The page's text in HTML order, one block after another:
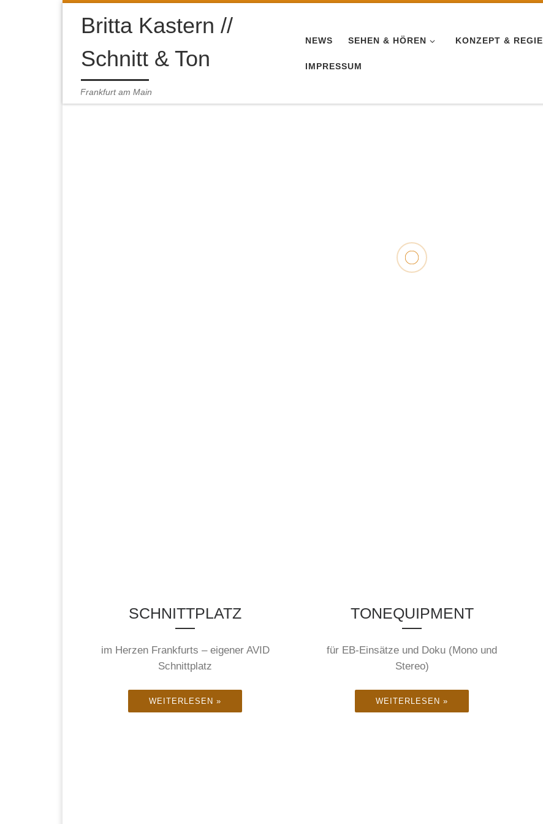
Zum Inhalt springenBritta Kastern //
Schnitt & Ton
Frankfurt am Main
NEWS SEHEN & HÖREN KONZEPT & REGIE
IMPRESSUM
LIVESCHNITT
SCHNITTPLATZ
im Herzen Frankfurts – eigener AVID
Schnittplatz
WEITERLESEN »
TONEQUIPMENT
für EB-Einsätze und Doku (Mono und
Stereo)
WEITERLESEN »